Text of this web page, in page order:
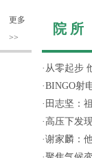
更多
>>
院 所
· 从零起步
·BINGO射
· 田志坚：
· 高压下发
·谢家麟：